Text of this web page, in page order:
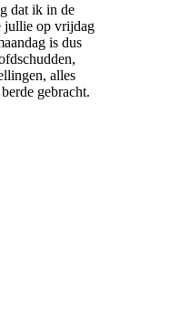
dat ik in de
jullie op vrijdag
is dus
alles
gebracht.